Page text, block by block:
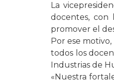
La
docentes, con
promover el
Por ese
todos los
Industrias de
«Nuestra